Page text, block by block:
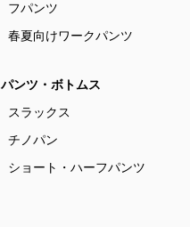
フパンツ
春夏向けワークパンツ
パンツ・ボトムス
スラックス
チノパン
ショート・ハーフパンツ